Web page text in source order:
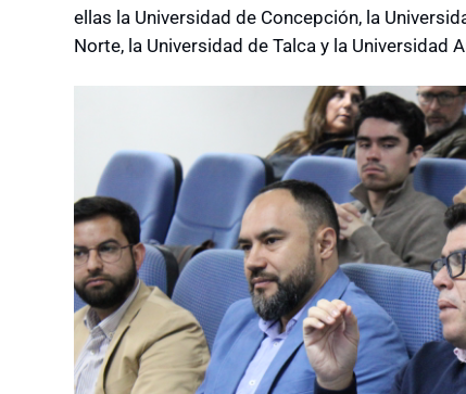
ellas la Universidad de Concepción, la
Norte, la Universidad de Talca y la